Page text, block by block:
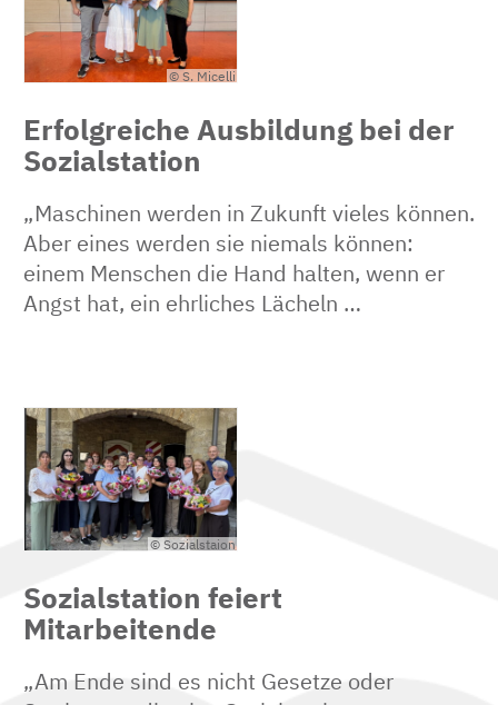
© S. Micelli
Erfolgreiche Ausbildung bei der
Sozialstation
„Maschinen werden in Zukunft vieles können.
Aber eines werden sie niemals können:
einem Menschen die Hand halten, wenn er
Angst hat, ein ehrliches Lächeln …
© Sozialstaion
Sozialstation feiert
Mitarbeitende
„Am Ende sind es nicht Gesetze oder